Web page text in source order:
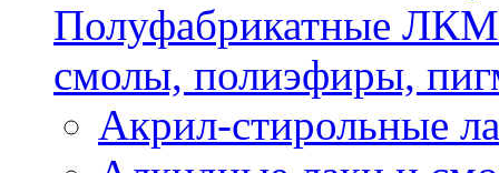
Полуфабрикатные ЛКМ
смолы, полиэфиры,
Акрил-стирольные